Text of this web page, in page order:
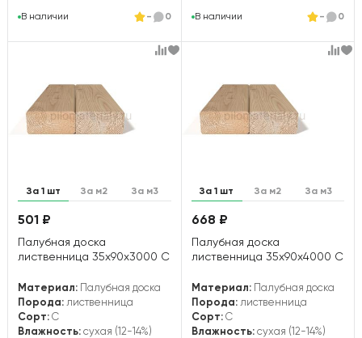
В наличии - 0 В наличии - 0
За 1 шт За м2 За м3
501 ₽
Палубная доска
лиственница 35х90х3000 С
Материал: Палубная доска
Порода: лиственница
Сорт: С
Влажность: сухая (12-14%)
За 1 шт За м2 За м3
668 ₽
Палубная доска
лиственница 35х90х4000 С
Материал:Палубная доска
Порода:лиственница
Сорт:С
Влажность:сухая (12-14%)